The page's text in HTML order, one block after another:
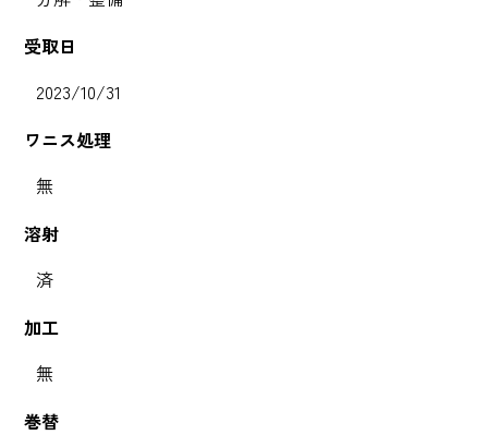
受取日
2023/10/31
ワニス処理
無
溶射
済
加工
無
巻替